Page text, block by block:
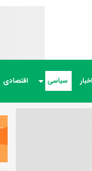
سیاسی اقتصادی